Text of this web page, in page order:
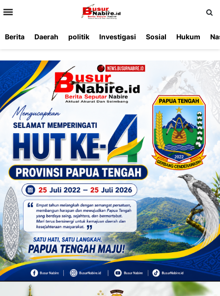
Berita Daerah politik Investigasi Sosial Hukum